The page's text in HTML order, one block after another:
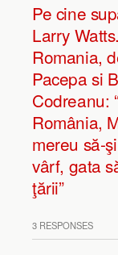
Pe cine
Larry
Romania,
Pacepa si
Codreanu:
România,
mereu să-
vârf, gata
ţării”
3 RESPONSES